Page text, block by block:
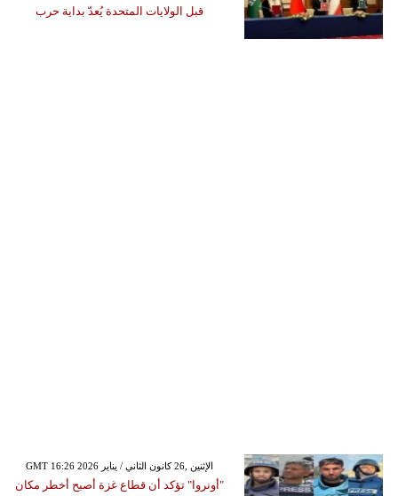
قبل الولايات المتحدة يُعدّ بداية حرب
GMT 16:26 2026 الإثنين ,26 كانون الثاني / يناير
"أونروا" تؤكد أن قطاع غزة أصبح أخطر مكان